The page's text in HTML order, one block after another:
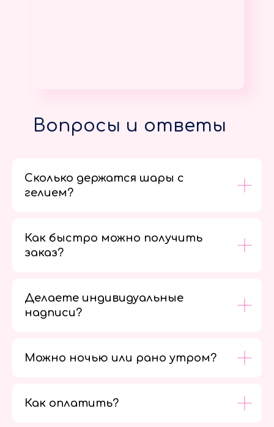
Вопросы и ответы
Сколько держатся шары с
гелием?
Как быстро можно получить
заказ?
Делаете индивидуальные
надписи?
Можно ночью или рано утром?
Как оплатить?